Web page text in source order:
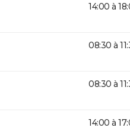
14:00 à
08:30 à
08:30 à
14:00 à